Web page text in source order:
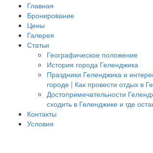
Главная
Бронирование
Цены
Галерея
Статьи
Географическое положение
История города Геленджика
Праздники Геленджика и
городе | Как провести отдых в
Достопримечательности
сходить в Геленджике и где
Контакты
Условия